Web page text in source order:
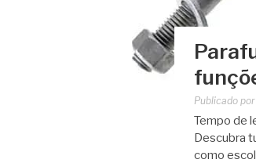
Publicado por
Tempo de
Descubra
como